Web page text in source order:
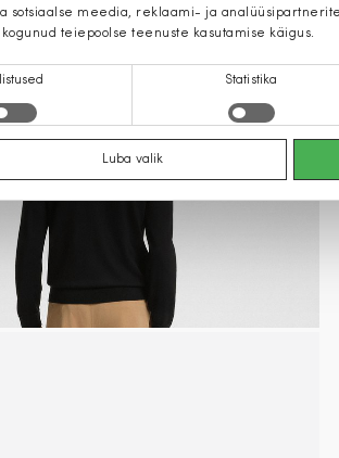
sotsiaalse meedia, reklaami- ja
teiepoolse teenuste kasutamise käigus.
Statistika
Luba valik